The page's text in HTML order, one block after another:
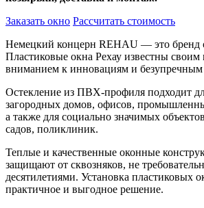
Заказать окно Рассчитать стоимость
Немецкий концерн REHAU — это бренд
Пластиковые окна Рехау известны своим
вниманием к инновациям и
Остекление из ПВХ-профиля подходит
загородных домов, офисов,
а также для социально значимых
садов, поликлиник.
Теплые и качественные оконные
защищают от сквозняков, не
десятилетиями. Установка пластиковых
практичное и выгодное решение.